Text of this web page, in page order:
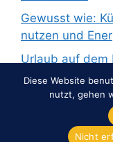
Gewusst wie:
nutzen und
Urlaub auf dem
Pauschalurlaub
Diese Website
nutzt, gehen
Nicht